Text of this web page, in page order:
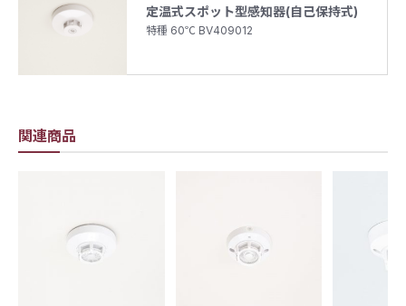
関連商品
定温式スポット型感知器(自己保持式)
特種 60℃ BV409012